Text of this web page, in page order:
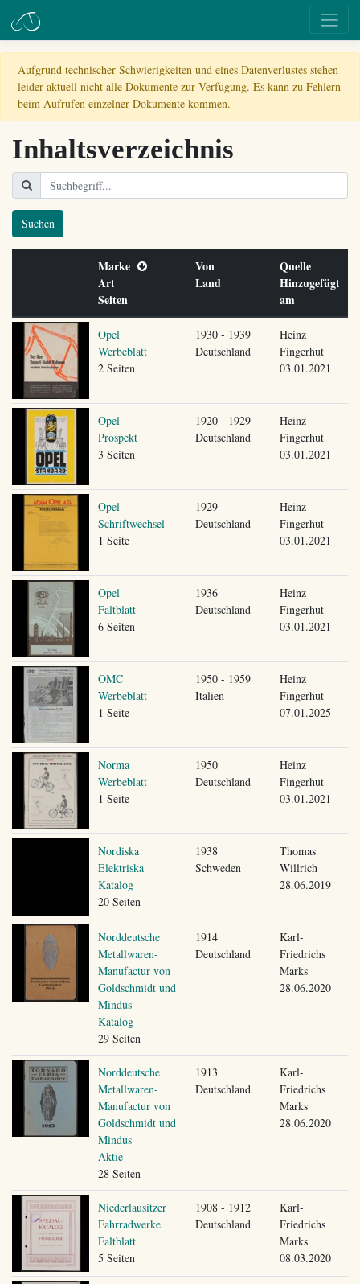
Aufgrund technischer Schwierigkeiten und eines Datenverlustes stehen
leider aktuell nicht alle Dokumente zur Verfügung. Es kann zu Fehlern
beim Aufrufen einzelner Dokumente kommen.
Inhaltsverzeichnis
Suchen
Marke
Art
Seiten
Von
Land
Quelle
Hinzugefügt
am
Opel
Werbeblatt
2 Seiten
1930 - 1939
Deutschland
Heinz
Fingerhut
03.01.2021
Opel
Prospekt
3 Seiten
1920 - 1929
Deutschland
Heinz
Fingerhut
03.01.2021
Opel
Schriftwechsel
1 Seite
1929
Deutschland
Heinz
Fingerhut
03.01.2021
Opel
Faltblatt
6 Seiten
1936
Deutschland
Heinz
Fingerhut
03.01.2021
OMC
Werbeblatt
1 Seite
1950 - 1959
Italien
Heinz
Fingerhut
07.01.2025
Norma
Werbeblatt
1 Seite
1950
Deutschland
Heinz
Fingerhut
03.01.2021
Nordiska
Elektriska
Katalog
20 Seiten
1938
Schweden
Thomas
Willrich
28.06.2019
Norddeutsche
Metallwaren-
Manufactur von
Goldschmidt und
Mindus
Katalog
29 Seiten
1914
Deutschland
Karl-
Friedrichs
Marks
28.06.2020
Norddeutsche
Metallwaren-
Manufactur von
Goldschmidt und
Mindus
Aktie
28 Seiten
1913
Deutschland
Karl-
Friedrichs
Marks
28.06.2020
Niederlausitzer
Fahrradwerke
Faltblatt
5 Seiten
1908 - 1912
Deutschland
Karl-
Friedrichs
Marks
08.03.2020